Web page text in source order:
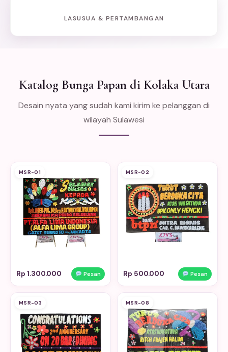
LASUSUA & PERTAMBANGAN
Katalog Bunga Papan di Kolaka Utara
Desain nyata yang sudah kami kirim ke pelanggan di
wilayah Sulawesi
MSR-01
Rp 1.300.000 Pesan
MSR-02
Rp 500.000 Pesan
MSR-03 MSR-08